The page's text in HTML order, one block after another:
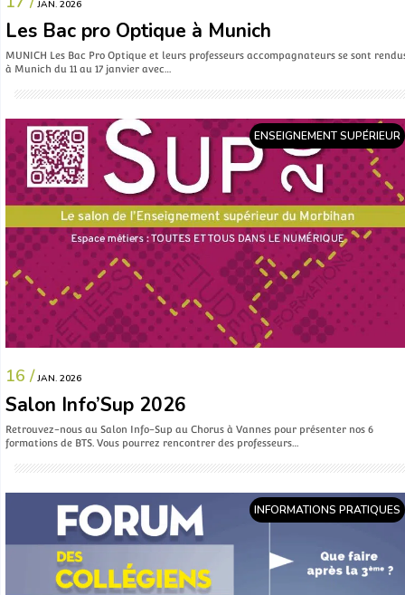
JAN. 2026
Les Bac pro Optique à Munich
MUNICH Les Bac Pro Optique et leurs professeurs accompagnateurs se sont
à Munich du 11 au 17 janvier avec…
ENSEIGNEMENT SUPÉRIEUR
16 / JAN. 2026
Salon Info’Sup 2026
Retrouvez-nous au Salon Info-Sup au Chorus à Vannes pour présenter nos 6
formations de BTS. Vous pourrez rencontrer des professeurs…
INFORMATIONS PRATIQUES